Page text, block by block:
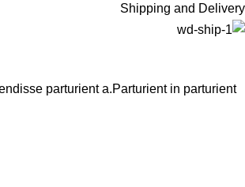
Shipping and Delivery
parturient a.Parturient in parturient